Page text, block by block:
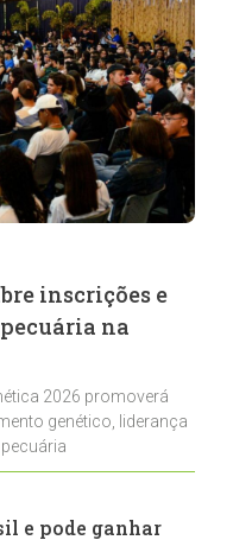
inscrições e
na
2026 promoverá
genético, liderança
e pode ganhar